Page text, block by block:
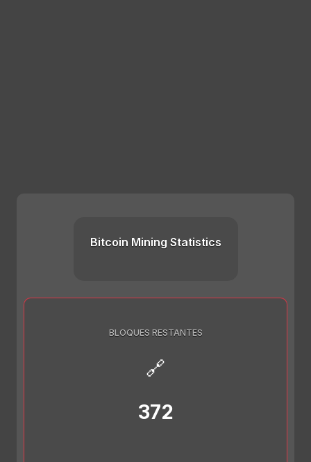
Bitcoin Mining Statistics
BLOQUES RESTANTES
🔗
372